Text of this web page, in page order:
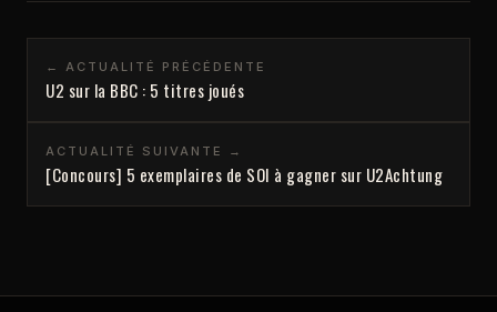
← ACTUALITÉ PRÉCÉDENTE
U2 sur la BBC : 5 titres joués
ACTUALITÉ SUIVANTE →
[Concours] 5 exemplaires de SOI à gagner sur U2Achtung